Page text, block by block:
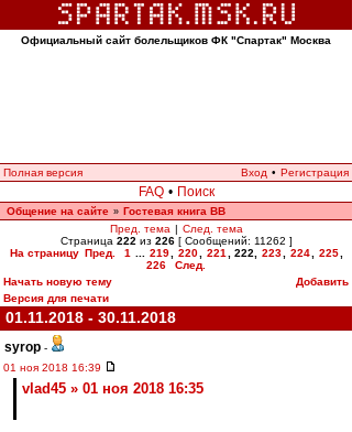
Официальный сайт болельщиков ФК "Спартак" Москва
Полная версия Вход • Регистрация
FAQ • Поиск
Общение на сайте » Гостевая книга ВВ
Пред. тема | След. тема
Страница 222 из 226[ Сообщений: 11262 ]
На страницу Пред. 1 219 220 221 222 223 224 225
226
След.
Начать новую тему
Добавить
Версия для печати
01.11.2018 - 30.11.2018
syrop -
01 ноя 2018 16:39
vlad45 » 01 ноя 2018 16:35